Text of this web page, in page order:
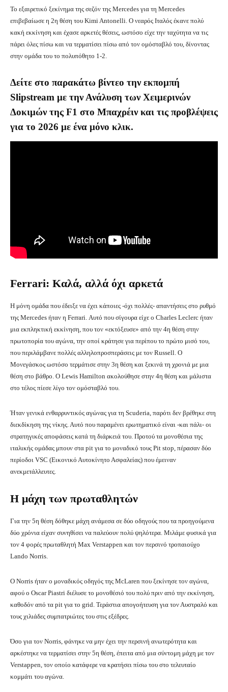
Το εξαιρετικό ξεκίνημα της σεζόν της Mercedes για τη Mercedes
επιβεβαίωσε η 2η θέση του Kimi Antonelli. Ο νεαρός Ιταλός έκανε πολύ
κακή εκκίνηση και έχασε αρκετές θέσεις, ωστόσο είχε την ταχύτητα να τις
πάρει όλες πίσω και να τερματίσει πίσω από τον ομόσταβλό του, δίνοντας
στην ομάδα του το πολυπόθητο 1-2.
Δείτε στο παρακάτω βίντεο την εκπομπή
Slipstream με την Ανάλυση των Χειμερινών
Δοκιμών της F1 στο Μπαχρέιν και τις προβλέψεις
για το 2026 με ένα μόνο κλικ.
Ferrari: Καλά, αλλά όχι αρκετά
Η μόνη ομάδα που έδειξε να έχει κάποιες -όχι πολλές- απαντήσεις στο ρυθμό
της Mercedes ήταν η Ferrari. Αυτό που σίγουρα είχε ο Charles Leclerc ήταν
μια εκπληκτική εκκίνηση, που τον «εκτόξευσε» από την 4η θέση στην
πρωτοπορία του αγώνα, την οποί κράτησε για περίπου το πρώτο μισό του,
που περιλάμβανε πολλές αλληλοπροσπεράσεις με τον Russell. Ο
Μονεγάσκος ωστόσο τερμάτισε στην 3η θέση και ξεκινά τη χρονιά με μια
θέση στο βάθρο. Ο Lewis Hamilton ακολούθησε στην 4η θέση και μάλιστα
στο τέλος πίεσε λίγο τον ομόσταβλό του.
Ήταν γενικά ενθαρρυντικός αγώνας για τη Scuderia, παρότι δεν βρέθηκε στη
διεκδίκηση της νίκης. Αυτό που παραμένει ερωτηματικό είναι -και πάλι- οι
στρατηγικές αποφάσεις κατά τη διάρκειά του. Προτού τα μονοθέσια της
ιταλικής ομάδας μπουν στα pit για το μοναδικό τους Pit stop, πέρασαν δύο
περίοδοι VSC (Εικονικό Αυτοκίνητο Ασφαλείας) που έμειναν
ανεκμετάλλευτες.
Η μάχη των πρωταθλητών
Για την 5η θέση δόθηκε μάχη ανάμεσα σε δύο οδηγούς που τα προηγούμενα
δύο χρόνια είχαν συνηθίσει να παλεύουν πολύ ψηλότερα. Μιλάμε φυσικά για
τον 4 φορές πρωταθλητή Max Verstappen και τον περσινό τροπαιούχο
Lando Norris.
Ο Norris ήταν ο μοναδικός οδηγός της McLaren που ξεκίνησε τον αγώνα,
αφού ο Oscar Piastri διέλυσε το μονοθέσιό του πολύ πριν από την εκκίνηση,
καθοδόν από τα pit για το grid. Τεράστια απογοήτευση για τον Αυστραλό και
τους χιλιάδες συμπατριώτες του στις εξέδρες.
Όσο για τον Norris, φάνηκε να μην έχει την περσινή ανωτερότητα και
αρκέστηκε να τερματίσει στην 5η θέση, έπειτα από μια σύντομη μάχη με τον
Verstappen, τον οποίο κατάφερε να κρατήσει πίσω του στο τελευταίο
κομμάτι του αγώνα.